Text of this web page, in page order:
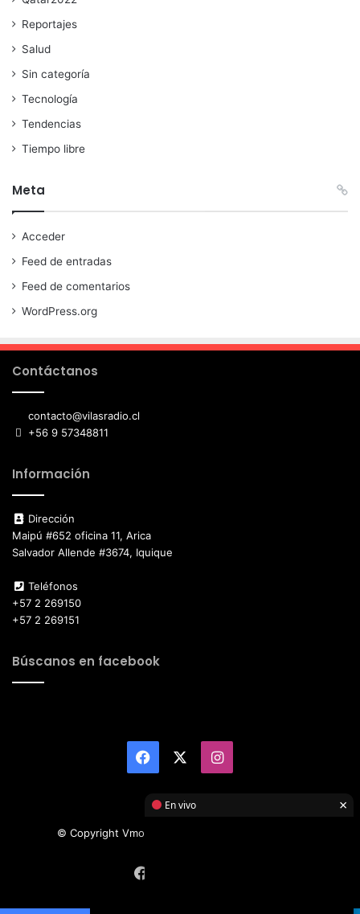
Reportajes
Salud
Sin categoría
Tecnología
Tendencias
Tiempo libre
Meta
Acceder
Feed de entradas
Feed de comentarios
WordPress.org
Contáctanos
contacto@vilasradio.cl
+56 9 57348811
Información
Dirección
Maipú #652 oficina 11, Arica
Salvador Allende #3674, Iquique
Teléfonos
+57 2 269150
+57 2 269151
Búscanos en facebook
Facebook Instagram
© Copyright Vmotor TI 2026, All Rights Reserved
En vivo ×